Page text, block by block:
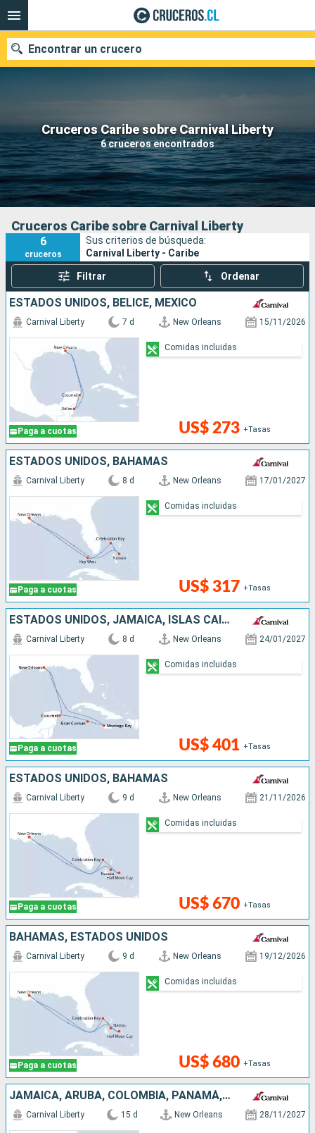
Cruceros Caribe sobre Carnival Liberty
6 cruceros encontrados
Encontrar un crucero
Nuestros destinos
Fecha de salida
Puertos Compañías
Buscar
Cruceros Caribe sobre Carnival Liberty
6
cruceros
Sus criterios de búsqueda:
Carnival Liberty - Caribe
Filtrar Ordenar
ESTADOS UNIDOS, BELICE, MÉXICO
Paga a cuotas
Carnival Liberty 7 d New Orleans 15/11/2026
US$ 273 +Tasas
Comidas incluidas
ESTADOS UNIDOS, BAHAMAS
Paga a cuotas
Carnival Liberty 8 d New Orleans 17/01/2027
US$ 317 +Tasas
Comidas incluidas
ESTADOS UNIDOS, JAMAICA, ISLAS CAIMÁN, MÉXICO
Paga a cuotas
Carnival Liberty 8 d New Orleans 24/01/2027
US$ 401 +Tasas
Comidas incluidas
ESTADOS UNIDOS, BAHAMAS
Paga a cuotas
Carnival Liberty 9 d New Orleans 21/11/2026
US$ 670 +Tasas
Comidas incluidas
BAHAMAS, ESTADOS UNIDOS
Paga a cuotas
Carnival Liberty 9 d New Orleans 19/12/2026
US$ 680 +Tasas
Comidas incluidas
JAMAICA, ARUBA, COLOMBIA, PANAMÁ, COSTA RICA, MÉXICO, ESTADOS UNIDOS
Carnival Liberty 15 d New Orleans 28/11/2027